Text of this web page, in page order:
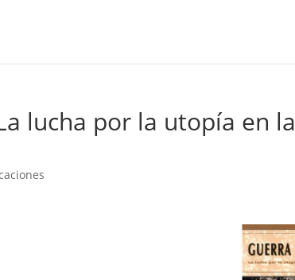
lucha por la utopía en la